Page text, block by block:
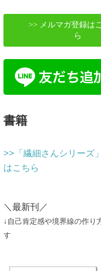
>> メルマガ登録は
ら
書籍
>>「繊細さんシリーズ
はこちら
＼最新刊／
↓自己肯定感や境界線の作り
す